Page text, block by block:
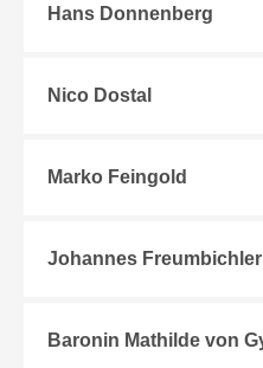
Hans Donnenberg
Nico Dostal
Marko Feingold
Johannes Freumbichler
Baronin Mathilde von